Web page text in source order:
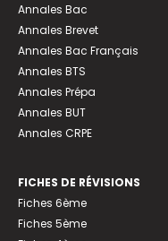
Annales Bac
Annales Brevet
Annales Bac Français
Annales BTS
Annales Prépa
Annales BUT
Annales CRPE
FICHES DE RÉVISIONS
Fiches 6ème
Fiches 5ème